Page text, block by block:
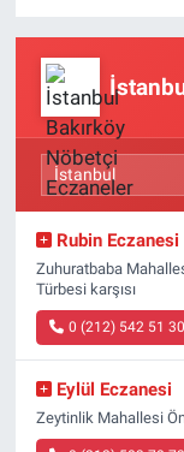
Rubin Eczanesi
Zuhuratbaba
Türbesi karşısı
0 (212) 542 51 30
Eylül Eczanesi
Zeytinlik Mahallesi